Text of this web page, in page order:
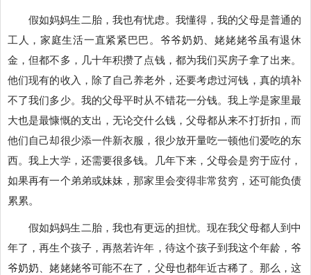
假如妈妈生二胎，我也有忧虑。我懂得，我的父母是普通的
工人，家庭生活一直紧紧巴巴。爷爷奶奶、姥姥姥爷虽有退休
金，但都不多，几十年积攒了点钱，都为我们买房子拿了出来。
他们现有的收入，除了自己养老外，还要考虑过河钱，真的填补
不了我们多少。我的父母平时从不错花一分钱。我上学是家里最
大也是最慷慨的支出，无论交什么钱，父母都从来不打折扣，而
他们自己却很少添一件新衣服，很少放开量吃一顿他们爱吃的东
西。我上大学，还需要很多钱。几年下来，父母会是穷于应付，
如果再有一个弟弟或妹妹，那家里会变得非常贫穷，还可能负债
累累。
假如妈妈生二胎，我也有更远的担忧。现在我父母都人到中
年了，再生个孩子，再熬若许年，待这个孩子到我这个年龄，爷
爷奶奶、姥姥姥爷可能不在了，父母也都年近古稀了。那么，这